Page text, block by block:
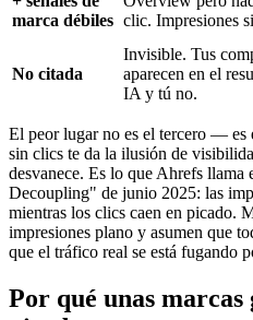
marca débiles clic. Impresiones
No citada
Invisible. Tus
aparecen en el
IA y tú no.
El peor lugar no es el tercero — es
sin clics te da la ilusión de
desvanece. Es lo que Ahrefs
Decoupling" de junio 2025: las
mientras los clics caen en picado.
impresiones plano y asumen que
que el tráfico real se está fugando
Por qué unas marcas